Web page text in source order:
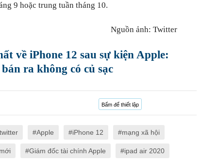
9 hoặc trung tuần tháng 10.
Nguồn ảnh: Twitter
về iPhone 12 sau sự kiện Apple:
ra không có củ sạc
Bấm để thiết lập
Apple iPhone 12 mạng xã hội
Giám đốc tài chính Apple ipad air 2020